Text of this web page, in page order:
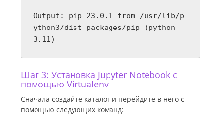
Output: pip 23.0.1 from /usr/lib/p
ython3/dist-packages/pip (python
3.11)
Шаг 3: Установка Jupyter Notebook с
помощью Virtualenv
Сначала создайте каталог и перейдите в него с
помощью следующих команд: